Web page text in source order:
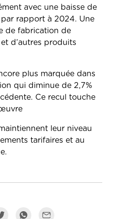
avec une baisse de
par rapport à 2024. Une
de fabrication de
d’autres produits
plus marquée dans
qui diminue de 2,7%
Ce recul touche
leur niveau
tarifaires et au